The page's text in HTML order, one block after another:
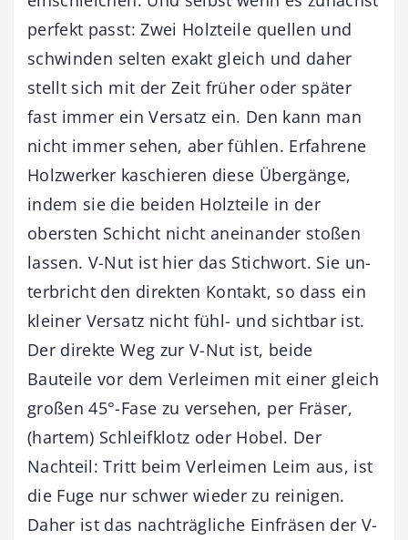
perfekt passt: Zwei Holzteile quellen und
schwinden selten exakt gleich und ­daher
stellt sich mit der Zeit früher oder später
fast immer ein Versatz ein. Den kann man
nicht immer sehen, aber fühlen. Erfahrene
Holzwerker kaschieren diese Übergänge,
indem sie die beiden Holzteile in der
obersten Schicht nicht an­einander stoßen
lassen. V-Nut ist hier das Stichwort. Sie un­
terbricht den direkten Kontakt, so dass ein
kleiner Versatz nicht fühl- und sichtbar ist.
Der direkte Weg zur V-Nut ist, beide
Bauteile vor dem Verleimen mit einer gleich
großen 45°-Fase zu versehen, per Fräser,
(hartem) Schleifklotz oder Hobel. Der
Nachteil: Tritt beim Verleimen Leim aus, ist
die Fuge nur schwer wieder zu reinigen.
Daher ist das nachträgliche Einfräsen der V-